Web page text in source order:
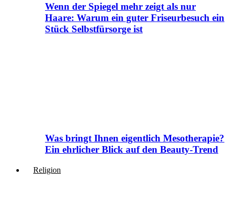
Wenn der Spiegel mehr zeigt als nur
Haare: Warum ein guter Friseurbesuch ein
Stück Selbstfürsorge ist
Was bringt Ihnen eigentlich Mesotherapie?
Ein ehrlicher Blick auf den Beauty-Trend
Religion